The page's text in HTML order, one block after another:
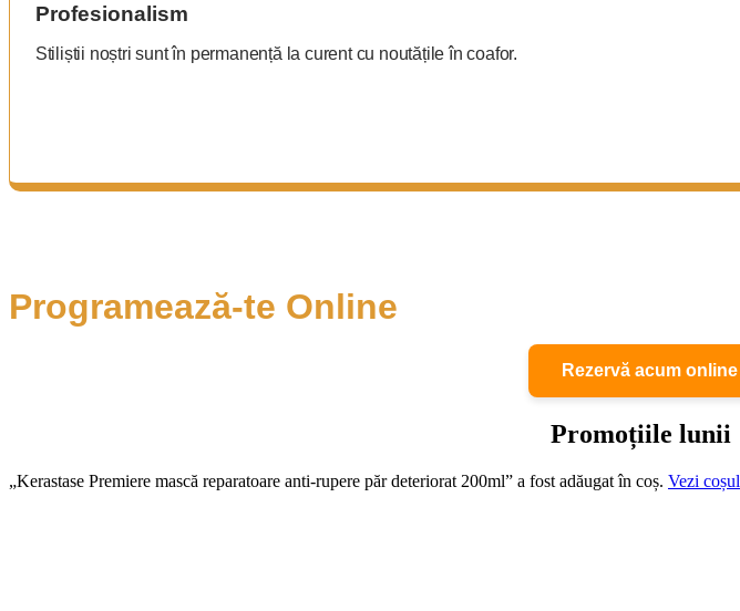
Profesionalism
Stiliștii noștri sunt în permanență la curent cu noutățile în coafor.
Programează-te Online
Rezervă acum online
Promoțiile lunii
„Kerastase Premiere mască reparatoare anti-rupere păr deteriorat 200ml” a fost adăugat în coș. Vezi coșul